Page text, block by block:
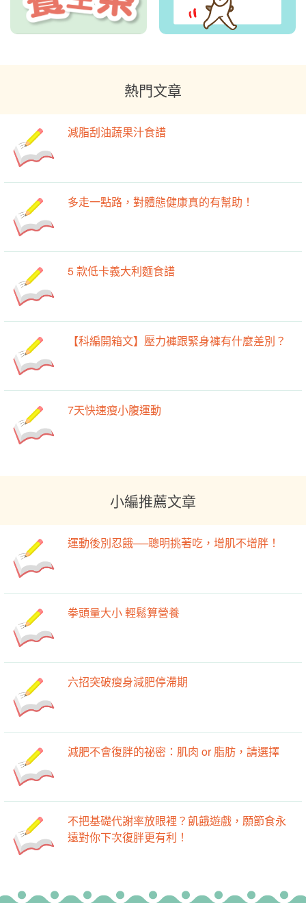
熱門文章
減脂刮油蔬果汁食譜
多走一點路，對體態健康真的有幫助！
5 款低卡義大利麵食譜
【科編開箱文】壓力褲跟緊身褲有什麼差別？
7天快速瘦小腹運動
小編推薦文章
運動後別忍餓──聰明挑著吃，增肌不增胖！
拳頭量大小 輕鬆算營養
六招突破瘦身減肥停滯期
減肥不會復胖的祕密：肌肉 or 脂肪，請選擇
不把基礎代謝率放眼裡？飢餓遊戲，願節食永
遠對你下次復胖更有利！